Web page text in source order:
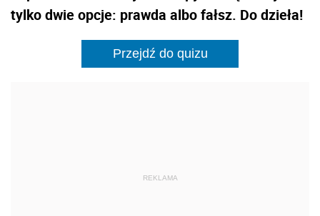
tylko dwie opcje: prawda albo fałsz. Do dzieła!
Przejdź do quizu
REKLAMA